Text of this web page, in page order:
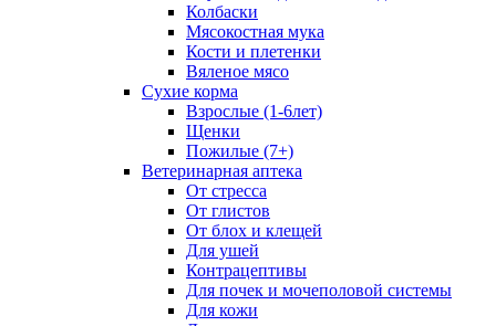
Колбаски
Мясокостная мука
Кости и плетенки
Вяленое мясо
Сухие корма
Взрослые (1-6лет)
Щенки
Пожилые (7+)
Ветеринарная аптека
От стресса
От глистов
От блох и клещей
Для ушей
Контрацептивы
Для почек и мочеполовой системы
Для кожи